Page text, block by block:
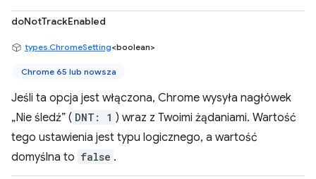
doNotTrackEnabled
types.ChromeSetting<boolean>
Chrome 65 lub nowsza
Jeśli ta opcja jest włączona, Chrome wysyła nagłówek
„Nie śledź” ( DNT: 1 ) wraz z Twoimi żądaniami. Wartość
tego ustawienia jest typu logicznego, a wartość
domyślna to false .